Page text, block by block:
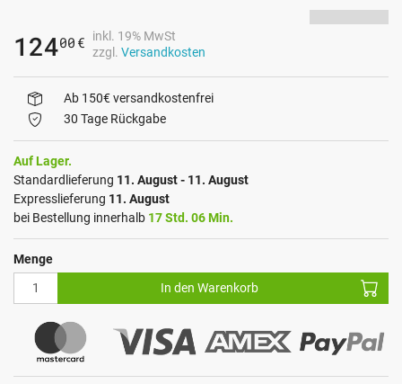
12400 €
inkl. 19% MwSt
zzgl. Versandkosten
Ab 150€ versandkostenfrei
30 Tage Rückgabe
Auf Lager.
Standardlieferung 11. August - 11. August
Expresslieferung 11. August
bei Bestellung innerhalb 17 Std. 06 Min.
Menge
In den Warenkorb